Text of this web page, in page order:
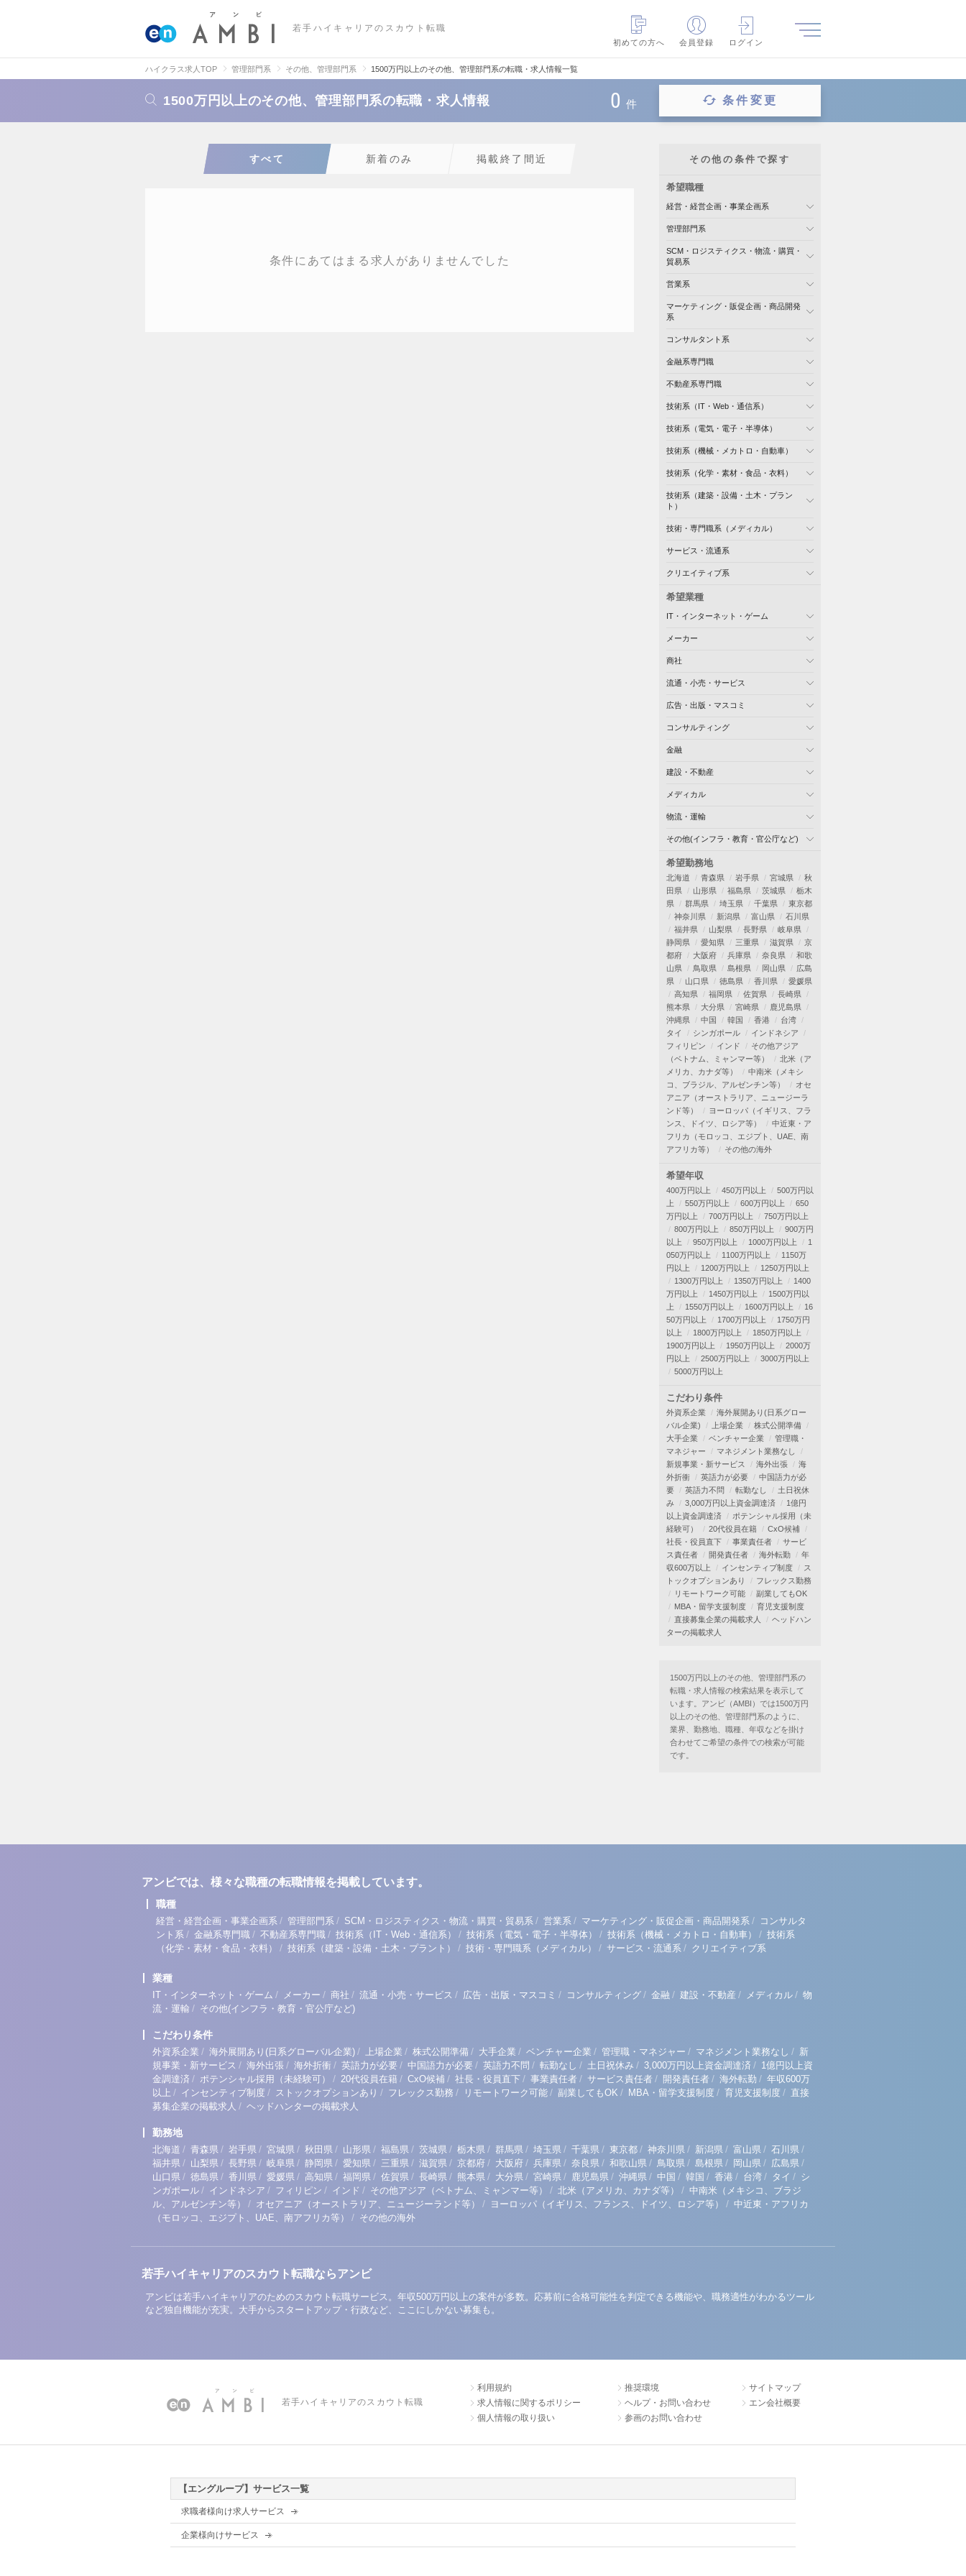
若手ハイキャリアのスカウト転職
初めての方へ
会員登録 ログイン
ハイクラス求人TOP 管理部門系 その他、管理部門系 1500万円以上のその他、管理部門系の転職・求人情報一覧
1500万円以上のその他、管理部門系の転職・求人情報 0 件 条件変更
すべて 新着のみ 掲載終了間近
条件にあてはまる求人がありませんでした
その他の条件で探す
希望職種
経営・経営企画・事業企画系
管理部門系
SCM・ロジスティクス・物流・購買・
貿易系
営業系
マーケティング・販促企画・商品開発
系
コンサルタント系
金融系専門職
不動産系専門職
技術系（IT・Web・通信系）
技術系（電気・電子・半導体）
技術系（機械・メカトロ・自動車）
技術系（化学・素材・食品・衣料）
技術系（建築・設備・土木・プラン
ト）
技術・専門職系（メディカル）
サービス・流通系
クリエイティブ系
希望業種
IT・インターネット・ゲーム
メーカー
商社
流通・小売・サービス
広告・出版・マスコミ
コンサルティング
金融
建設・不動産
メディカル
物流・運輸
その他(インフラ・教育・官公庁など)
希望勤務地
北海道 青森県 岩手県 宮城県
秋
田県
山形県 福島県 茨城県
栃木
県
群馬県 埼玉県 千葉県
東京都
神奈川県
新潟県 富山県
石川県
福井県
山梨県 長野県
岐阜県
静岡県
愛知県 三重県 滋賀県
京
都府
大阪府 兵庫県 奈良県
和歌
山県
鳥取県 島根県 岡山県
広島
県
山口県 徳島県 香川県
愛媛県
高知県
福岡県 佐賀県
長崎県
熊本県
大分県 宮崎県
鹿児島県
沖縄県
中国 韓国 香港
台湾
タイ
シンガポール
インドネシア
フィリピン
インド
その他アジア
（ベトナム、ミャンマー等）
北米（ア
メリカ、カナダ等）
中南米（メキシ
コ、ブラジル、アルゼンチン等）
オセ
アニア（オーストラリア、ニュージーラ
ンド等）
ヨーロッパ（イギリス、フラ
ンス、ドイツ、ロシア等）
中近東・ア
フリカ（モロッコ、エジプト、UAE、南
アフリカ等）
その他の海外
希望年収
400万円以上 450万円以上
500万円以
上
550万円以上 600万円以上
650
万円以上
700万円以上
750万円以上
800万円以上
850万円以上
900万円
以上
950万円以上 1000万円以上
1
050万円以上
1100万円以上
1150万
円以上
1200万円以上
1250万円以上
1300万円以上
1350万円以上
1400
万円以上
1450万円以上
1500万円以
上
1550万円以上 1600万円以上
16
50万円以上
1700万円以上
1750万円
以上
1800万円以上
1850万円以上
1900万円以上
1950万円以上
2000万
円以上
2500万円以上
3000万円以上
5000万円以上
こだわり条件
外資系企業
海外展開あり(日系グロー
バル企業)
上場企業
株式公開準備
大手企業
ベンチャー企業
管理職・
マネジャー
マネジメント業務なし
新規事業・新サービス
海外出張
海
外折衝
英語力が必要
中国語力が必
要
英語力不問 転勤なし
土日祝休
み
3,000万円以上資金調達済
1億円
以上資金調達済
ポテンシャル採用（未
経験可）
20代役員在籍
CxO候補
社長・役員直下
事業責任者
サービ
ス責任者
開発責任者 海外転勤
年
収600万以上
インセンティブ制度
ス
トックオプションあり
フレックス勤務
リモートワーク可能
副業してもOK
MBA・留学支援制度
育児支援制度
直接募集企業の掲載求人
ヘッドハン
ターの掲載求人
1500万円以上のその他、管理部門系の
転職・求人情報の検索結果を表示して
います。アンビ（AMBI）では1500万円
以上のその他、管理部門系のように、
業界、勤務地、職種、年収などを掛け
合わせてご希望の条件での検索が可能
です。
アンビでは、様々な職種の転職情報を掲載しています。
職種
経営・経営企画・事業企画系 / 管理部門系 / SCM・ロジスティクス・物流・購買・貿易系 / 営業系 / マーケティング・販促企画・商品開発系 / コンサルタ
ント系 / 金融系専門職 / 不動産系専門職 / 技術系（IT・Web・通信系） / 技術系（電気・電子・半導体） / 技術系（機械・メカトロ・自動車） / 技術系
（化学・素材・食品・衣料）
/ 技術系（建築・設備・土木・プラント） / 技術・専門職系（メディカル） / サービス・流通系 / クリエイティブ系
業種
IT・インターネット・ゲーム / メーカー / 商社 / 流通・小売・サービス / 広告・出版・マスコミ / コンサルティング / 金融 / 建設・不動産 / メディカル / 物
流・運輸 / その他(インフラ・教育・官公庁など)
こだわり条件
外資系企業 / 海外展開あり(日系グローバル企業) / 上場企業 / 株式公開準備 / 大手企業 / ベンチャー企業 / 管理職・マネジャー / マネジメント業務なし / 新
規事業・新サービス / 海外出張 / 海外折衝 / 英語力が必要 / 中国語力が必要 / 英語力不問 / 転勤なし / 土日祝休み / 3,000万円以上資金調達済 / 1億円以上資
金調達済 / ポテンシャル採用（未経験可） / 20代役員在籍 / CxO候補 / 社長・役員直下 / 事業責任者 / サービス責任者 / 開発責任者 / 海外転勤 / 年収600万
以上 / インセンティブ制度 / ストックオプションあり / フレックス勤務 / リモートワーク可能 / 副業してもOK / MBA・留学支援制度 / 育児支援制度 / 直接
募集企業の掲載求人 / ヘッドハンターの掲載求人
勤務地
北海道 / 青森県 / 岩手県 / 宮城県 / 秋田県 / 山形県 / 福島県 / 茨城県 / 栃木県 / 群馬県 / 埼玉県 / 千葉県 / 東京都 / 神奈川県 / 新潟県 / 富山県 / 石川県 /
福井県 / 山梨県 / 長野県 / 岐阜県 / 静岡県 / 愛知県 / 三重県 / 滋賀県 / 京都府 / 大阪府 / 兵庫県 / 奈良県 / 和歌山県 / 鳥取県 / 島根県 / 岡山県 / 広島県 /
山口県 / 徳島県 / 香川県 / 愛媛県 / 高知県 / 福岡県 / 佐賀県 / 長崎県 / 熊本県 / 大分県 / 宮崎県 / 鹿児島県 / 沖縄県 / 中国 / 韓国 / 香港 / 台湾 / タイ / シ
ンガポール / インドネシア / フィリピン / インド / その他アジア（ベトナム、ミャンマー等） / 北米（アメリカ、カナダ等） / 中南米（メキシコ、ブラジ
ル、アルゼンチン等）
/ オセアニア（オーストラリア、ニュージーランド等） / ヨーロッパ（イギリス、フランス、ドイツ、ロシア等） / 中近東・アフリカ
（モロッコ、エジプト、UAE、南アフリカ等）
/ その他の海外
若手ハイキャリアのスカウト転職ならアンビ
アンビは若手ハイキャリアのためのスカウト転職サービス。年収500万円以上の案件が多数。応募前に合格可能性を判定できる機能や、職務適性がわかるツール
など独自機能が充実。大手からスタートアップ・行政など、ここにしかない募集も。
若手ハイキャリアのスカウト転職
利用規約
求人情報に関するポリシー
個人情報の取り扱い
推奨環境
ヘルプ・お問い合わせ
参画のお問い合わせ
サイトマップ
エン会社概要
【エングループ】サービス一覧
求職者様向け求人サービス
企業様向けサービス